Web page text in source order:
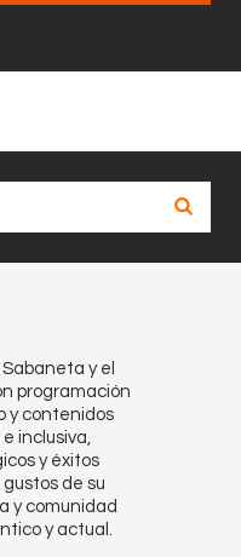
y el
programación
y contenidos
inclusiva,
y éxitos
de su
y comunidad
y actual.